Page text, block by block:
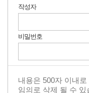
작성자
비밀번호